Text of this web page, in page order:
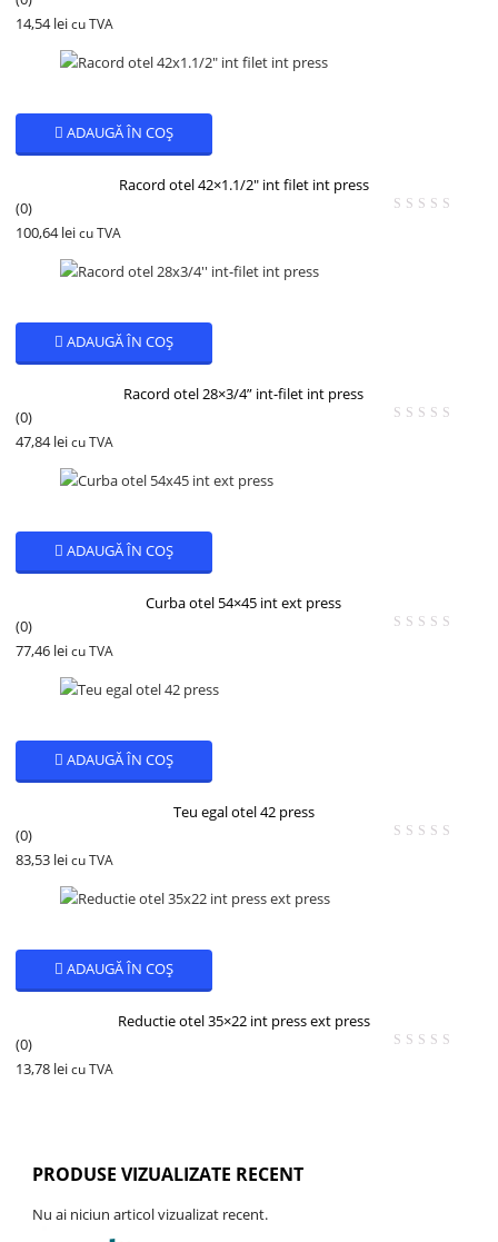
14,54lei cu TVA
ADAUGĂ ÎN COȘ
Racord otel 42×1.1/2″ int filet int press
(0)
100,64lei cu TVA
ADAUGĂ ÎN COȘ
Racord otel 28×3/4” int-filet int press
(0)
47,84lei cu TVA
ADAUGĂ ÎN COȘ
Curba otel 54×45 int ext press
(0)
77,46 lei cu TVA
ADAUGĂ ÎN COȘ
Teu egal otel 42 press
(0)
83,53 lei cu TVA
ADAUGĂ ÎN COȘ
Reductie otel 35×22 int press ext press
(0)
13,78 lei cu TVA
PRODUSE VIZUALIZATE RECENT
Nu ai niciun articol vizualizat recent.